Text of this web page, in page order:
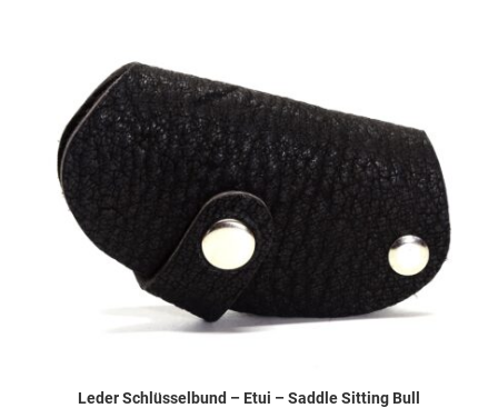
Leder Schlüsselbund – Etui – Saddle Sitting Bull